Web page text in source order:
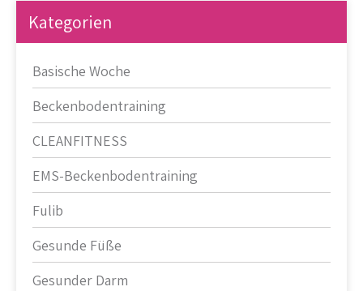
Kategorien
Basische Woche
Beckenbodentraining
CLEANFITNESS
EMS-Beckenbodentraining
Fulib
Gesunde Füße
Gesunder Darm